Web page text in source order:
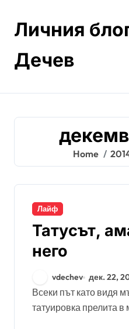
contentЛичния
Дечев
Home
Лайф
Татусът,
него
vdechev дек. 22,
Всеки път като видя мъж или млада жена с
татуировка прелита